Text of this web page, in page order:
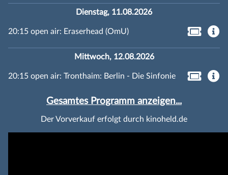
Dienstag, 11.08.2026
20:15 open air: Eraserhead (OmU)
Mittwoch, 12.08.2026
20:15 open air: Tronthaim: Berlin - Die Sinfonie
Gesamtes Programm anzeigen...
Der Vorverkauf erfolgt durch kinoheld.de